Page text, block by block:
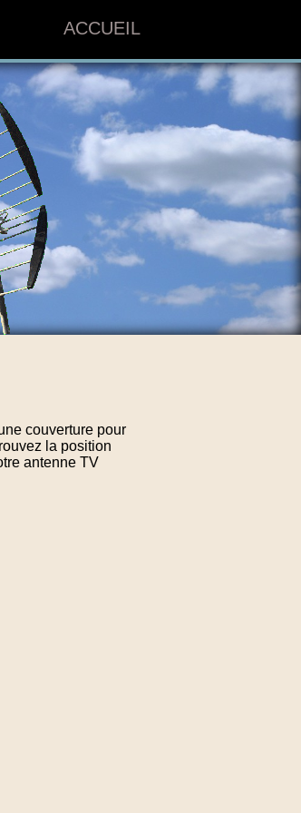
ACCUEIL
couverture pour
la position
antenne TV